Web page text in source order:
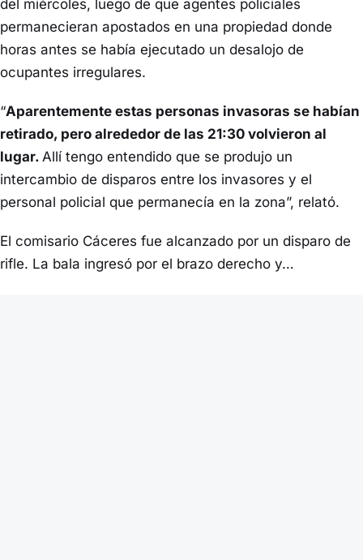
del miércoles, luego de que agentes policiales
permanecieran apostados en una propiedad donde
horas antes se había ejecutado un desalojo de
ocupantes irregulares.
“Aparentemente estas personas invasoras se habían
retirado, pero alrededor de las 21:30 volvieron al
lugar. Allí tengo entendido que se produjo un
intercambio de disparos entre los invasores y el
personal policial que permanecía en la zona”, relató.
El comisario Cáceres fue alcanzado por un disparo de
rifle. La bala ingresó por el brazo derecho y…